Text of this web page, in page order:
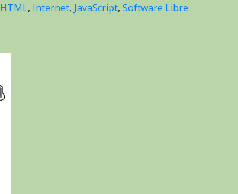
HTML, Internet, JavaScript, Software Libre